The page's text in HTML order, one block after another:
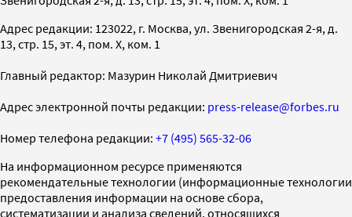
Адрес редакции: 123022, г. Москва, ул. Звенигородская 2-я, д.
13, стр. 15, эт. 4, пом. X, ком. 1
Главный редактор: Мазурин Николай Дмитриевич
Адрес электронной почты редакции: press-release@forbes.ru
Номер телефона редакции: +7 (495) 565-32-06
На информационном ресурсе применяются
рекомендательные технологии (информационные технологии
предоставления информации на основе сбора,
систематизации и анализа сведений, относящихся